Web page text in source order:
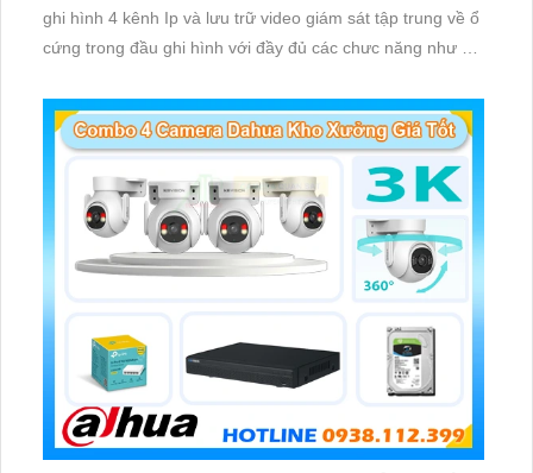
ghi hình 4 kênh Ip và lưu trữ video giám sát tập trung về ổ
cứng trong đầu ghi hình với đầy đủ các chưc năng như AI
giám sát có màu vào ban đêm